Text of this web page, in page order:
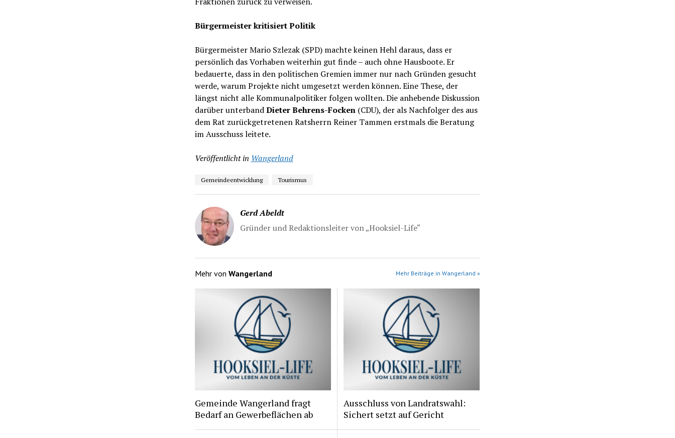
Bürgermeister kritisiert Politik
Bürgermeister Mario Szlezak (SPD) machte keinen Hehl daraus, dass er
persönlich das Vorhaben weiterhin gut finde – auch ohne Hausboote. Er
bedauerte, dass in den politischen Gremien immer nur nach Gründen gesucht
werde, warum Projekte nicht umgesetzt werden können. Eine These, der
längst nicht alle Kommunalpolitiker folgen wollten. Die anhebende Diskussion
darüber unterbandDieter Behrens-Focken (CDU), der als Nachfolger des aus
dem Rat zurückgetretenen Ratsherrn Reiner Tammen erstmals die Beratung
im Ausschuss leitete.
Veröffentlicht in Wangerland
Gemeindeentwicklung Tourismus
Gerd Abeldt
Gründer und Redaktionsleiter von „Hooksiel-Life“
Mehr von Wangerland Mehr Beiträge in Wangerland »
Gemeinde Wangerland fragt
Bedarf an Gewerbeflächen ab
Ausschluss von Landratswahl:
Sichert setzt auf Gericht